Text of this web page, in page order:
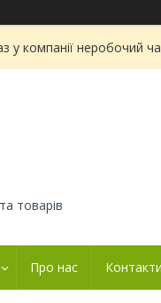
у компанії неробочий
товарів
Про нас Контакти